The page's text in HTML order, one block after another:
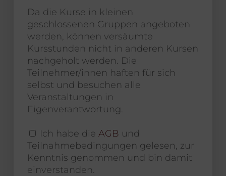
Da die Kurse in kleinen
geschlossenen Gruppen angeboten
werden, können versäumte
Kursstunden nicht in anderen Kursen
nachgeholt werden. Die
Teilnehmer/innen haften für sich
selbst und besuchen alle
Veranstaltungen in
Eigenverantwortung.
Ich habe die AGB und
Teilnahmebedingungen gelesen, zur
Kenntnis genommen und bin damit
einverstanden.